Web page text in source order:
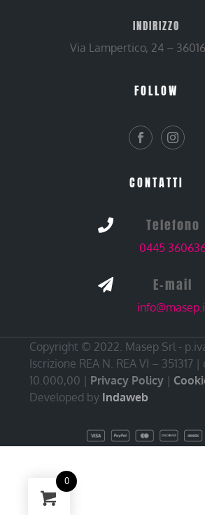
INDIRIZZO
Via Lampertico, 24 –
FOLLOW
CONTATTI
 Telefono
0445
 E-mail
Copyright © 2022. Masep Srl -
Iscrizione REA N. REA VI – 351317 |
10.000,00 | Privacy Policy |
Developed by Indaweb
0